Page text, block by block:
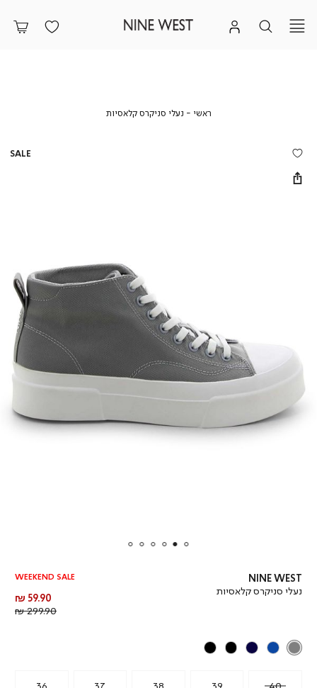
ראשי ראשי
נעלי סניקרס קלאסיותנעלי
NINE WEST
נעלי סניקרס קלאסיות
WEEKEND SALE
מחיר
מוצר
59.90 ₪
299.90 ₪
SALE